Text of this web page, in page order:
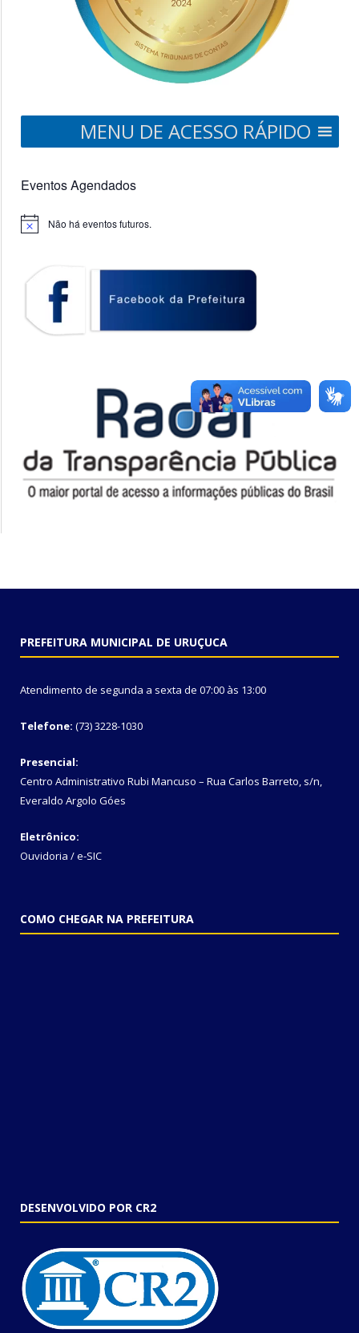
MENU DE ACESSO RÁPIDO
Eventos Agendados
Notice Não há eventos futuros.
PREFEITURA MUNICIPAL DE URUÇUCA
Atendimento de segunda a sexta de 07:00 às 13:00
Telefone: (73) 3228-1030
Presencial:
Centro Administrativo Rubi Mancuso – Rua Carlos Barreto, s/n,
Everaldo Argolo Góes
Eletrônico:
Ouvidoria /e-SIC
COMO CHEGAR NA PREFEITURA
DESENVOLVIDO POR CR2